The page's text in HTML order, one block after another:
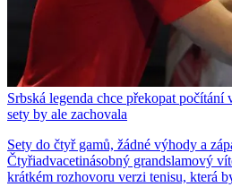
Srbská legenda chce překopat počítání
sety by ale zachovala
Sety do čtyř gamů, žádné výhody a
Čtyřiadvacetinásobný grandslamový
krátkém rozhovoru verzi tenisu, která